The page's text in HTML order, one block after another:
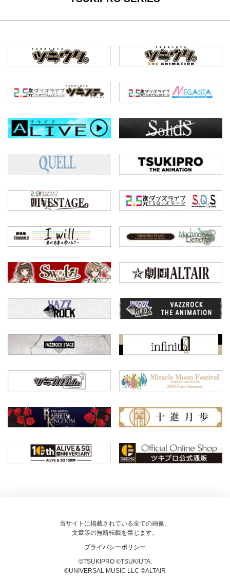
当サイトに掲載されている全ての画像、
文章等の無断転載を禁じます。
プライバシーポリシー
©TSUKIPRO ©TSUKIUTA.
©UNIVERSAL MUSIC LLC ©ALTAIR